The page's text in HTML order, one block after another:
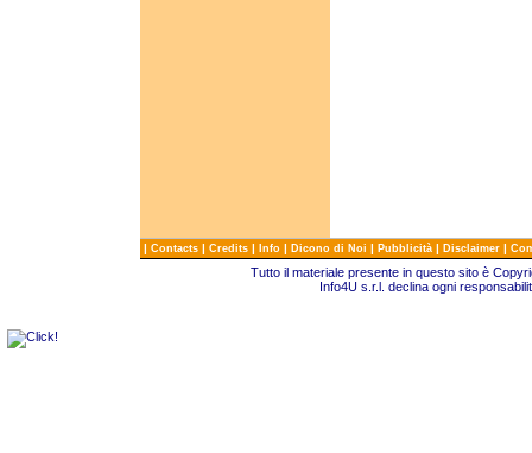
| Contacts | Credits | Info | Dicono di Noi | Pubblicità | Disclaimer |
Tutto il materiale presente in questo sito è
Info4U s.r.l. declina ogni